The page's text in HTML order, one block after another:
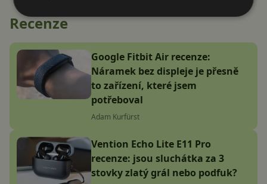
Recenze
Google Fitbit Air recenze:
Náramek bez displeje je přesně
to zařízení, které jsem
potřeboval
Adam Kurfürst
Vention Echo Lite E11 Pro
recenze: jsou sluchátka za 3
stovky zlatý grál nebo podfuk?